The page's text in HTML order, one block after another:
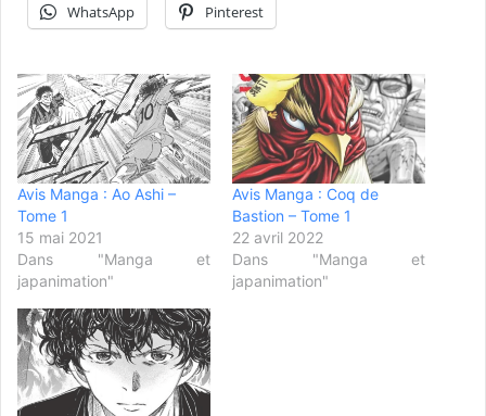
WhatsApp Pinterest
Avis Manga : Ao Ashi –
Tome 1
15 mai 2021
Dans "Manga et
japanimation"
Avis Manga : Coq de
Bastion – Tome 1
22 avril 2022
Dans "Manga et
japanimation"